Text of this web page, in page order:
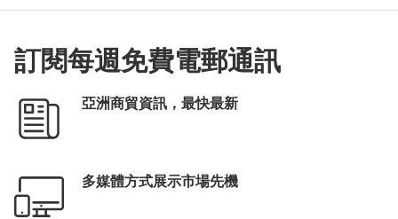
訂閱每週免費電郵通訊
亞洲商貿資訊，最快最新
多媒體方式展示市場先機